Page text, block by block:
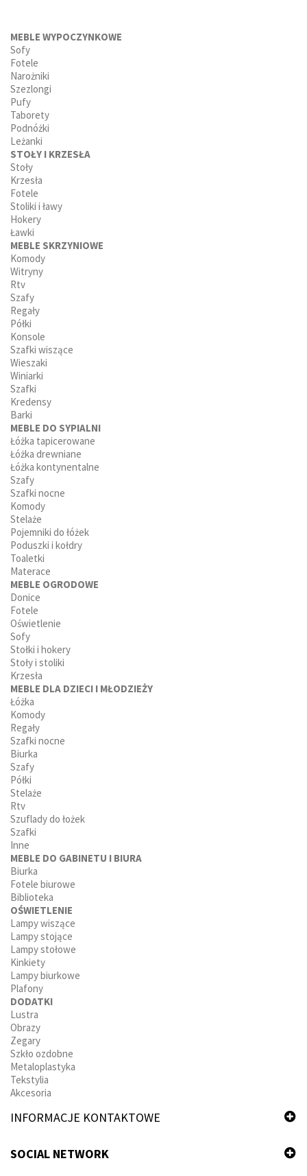
MEBLE WYPOCZYNKOWE
Sofy
Fotele
Narożniki
Szezlongi
Pufy
Taborety
Podnóżki
Leżanki
STOŁY I KRZESŁA
Stoły
Krzesła
Fotele
Stoliki i ławy
Hokery
Ławki
MEBLE SKRZYNIOWE
Komody
Witryny
Rtv
Szafy
Regały
Półki
Konsole
Szafki wiszące
Wieszaki
Winiarki
Szafki
Kredensy
Barki
MEBLE DO SYPIALNI
Łóżka tapicerowane
Łóżka drewniane
Łóżka kontynentalne
Szafy
Szafki nocne
Komody
Stelaże
Pojemniki do łóżek
Poduszki i kołdry
Toaletki
Materace
MEBLE OGRODOWE
Donice
Fotele
Oświetlenie
Sofy
Stołki i hokery
Stoły i stoliki
Krzesła
MEBLE DLA DZIECI I MŁODZIEŻY
Łóżka
Komody
Regały
Szafki nocne
Biurka
Szafy
Półki
Stelaże
Rtv
Szuflady do łożek
Szafki
Inne
MEBLE DO GABINETU I BIURA
Biurka
Fotele biurowe
Biblioteka
OŚWIETLENIE
Lampy wiszące
Lampy stojące
Lampy stołowe
Kinkiety
Lampy biurkowe
Plafony
DODATKI
Lustra
Obrazy
Zegary
Szkło ozdobne
Metaloplastyka
Tekstylia
Akcesoria
INFORMACJE KONTAKTOWE
SOCIAL NETWORK